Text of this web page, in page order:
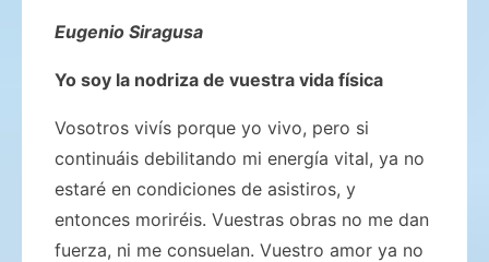
Eugenio Siragusa
Yo soy la nodriza de vuestra vida física
Vosotros vivís porque yo vivo, pero si
continuáis debilitando mi energía vital, ya no
estaré en condiciones de asistiros, y
entonces moriréis. Vuestras obras no me dan
fuerza, ni me consuelan. Vuestro amor ya no